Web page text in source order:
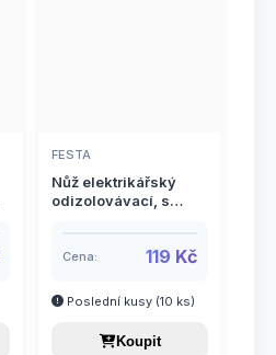
FESTA
Nůž elektrikářský
odizolovávací, s
Cena: 119 Kč
Poslední kusy (10 ks)
Koupit